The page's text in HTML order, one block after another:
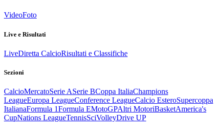
VideoFoto
Live e Risultati
LiveDiretta CalcioRisultati e Classifiche
Sezioni
CalcioMercatoSerie ASerie BCoppa ItaliaChampions
LeagueEuropa LeagueConference LeagueCalcio EsteroSupercoppa
ItalianaFormula 1Formula EMotoGPAltri MotoriBasketAmerica's
CupNations LeagueTennisSciVolleyDrive UP